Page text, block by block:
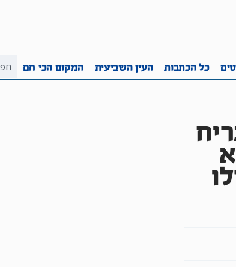
כל הכתבות העין השביעית המקום הכי חם
שקיפות לוביסטים כל הכתבות העין